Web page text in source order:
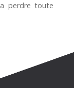
perdre toute